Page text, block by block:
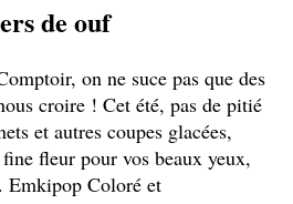
de ouf
on ne suce pas que des
croire ! Cet été, pas de pitié
et autres coupes glacées,
fleur pour vos beaux yeux,
Coloré et